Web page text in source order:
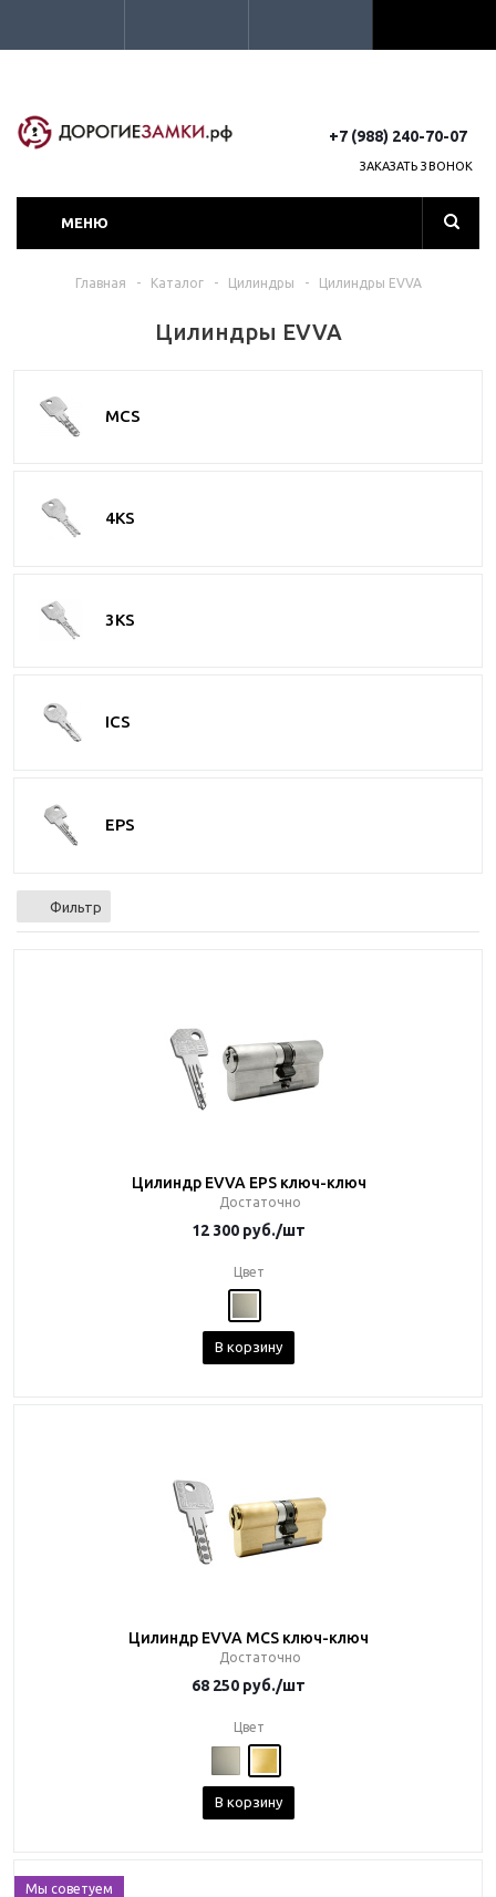
+7 (988) 240-70-07
ЗАКАЗАТЬ ЗВОНОК
МЕНЮ
Главная - Каталог - Цилиндры - Цилиндры EVVA
Цилиндры EVVA
MCS
4KS
3KS
ICS
EPS
Фильтр
Цилиндр EVVA EPS ключ-ключ
Достаточно
12 300 руб./шт
Цвет
В корзину
Цилиндр EVVA MCS ключ-ключ
Достаточно
68 250 руб./шт
Цвет
В корзину
Мы советуем